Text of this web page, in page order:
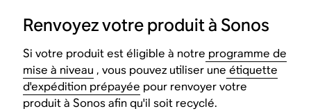
Renvoyez votre produit à Sonos
Si votre produit est éligible à notre programme de
mise à niveau , vous pouvez utiliser une étiquette
d'expédition prépayée pour renvoyer votre
produit à Sonos afin qu'il soit recyclé.